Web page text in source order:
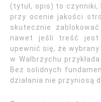
(tytuł, opis) to czynniki,
przy ocenie jakości
skutecznie
nawet jeśli treść jest
upewnić się, że
w Wałbrzychu
Bez solidnych
działania nie przyniosą